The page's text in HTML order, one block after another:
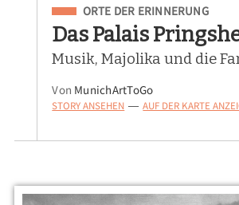
Eingeordnet unter
ORTE DER ERINNERUNG
Das Palais
Musik, Majolika und die
Von MunichArtToGo
STORY ANSEHEN — AUF DER KARTE